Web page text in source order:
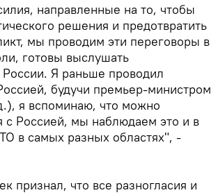
направленные на то, чтобы
решения и предотвратить
мы проводим эти переговоры в
готовы выслушать
России. Я раньше проводил
будучи премьер-министром
я вспоминаю, что можно
с Россией, мы наблюдаем это и в
в самых разных областях", -
признал, что все разногласия и